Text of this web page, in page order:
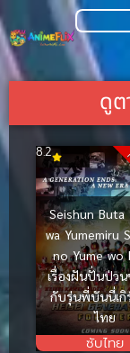
ดูต
Seishun Buta
wa Yumemiru
no Yume wo
เรื่องฝันปั่นป่วน
กับรุ่นพี่บันนี่เกิ
ไทย
ซับไทย
8.2